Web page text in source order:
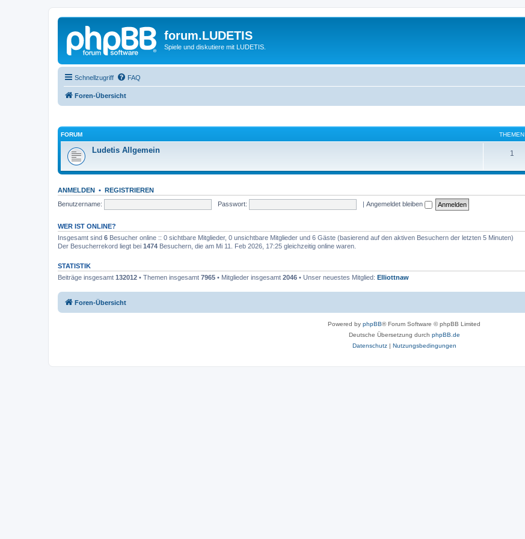
forum.LUDETIS
Spiele und diskutiere mit LUDETIS.
Schnellzugriff FAQ
Foren-Übersicht
FORUM THEMEN
Ludetis Allgemein 1
ANMELDEN • REGISTRIEREN
Benutzername:
Passwort: | Angemeldet bleiben
WER IST ONLINE?
Insgesamt sind 6 Besucher online :: 0 sichtbare Mitglieder, 0 unsichtbare Mitglieder und 6 Gäste (basierend auf den aktiven Besuchern der letzten 5 Minuten)
Der Besucherrekord liegt bei 1474 Besuchern, die am Mi 11. Feb 2026, 17:25 gleichzeitig online waren.
STATISTIK
Beiträge insgesamt 132012 • Themen insgesamt 7965 • Mitglieder insgesamt 2046 • Unser neuestes Mitglied: Elliottnaw
Foren-Übersicht
Powered by phpBB® Forum Software © phpBB Limited
Deutsche Übersetzung durch phpBB.de
Datenschutz| Nutzungsbedingungen